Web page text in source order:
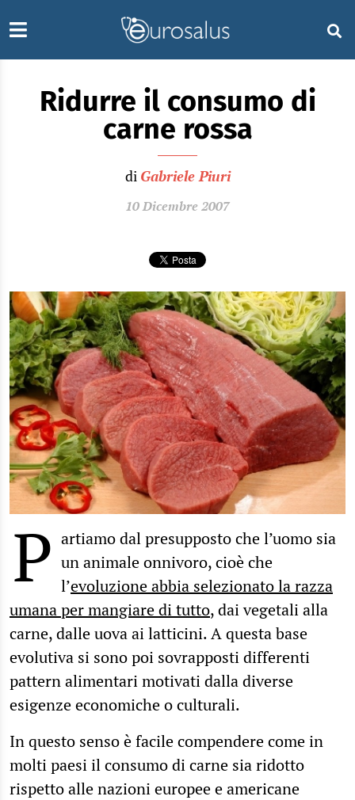
Ridurre il consumo di
carne rossa
di Gabriele Piuri
10 Dicembre 2007
P artiamo dal presupposto che l’uomo sia
un animale onnivoro, cioè che
l’evoluzione abbia selezionato la razza
umana per mangiare di tutto, dai vegetali alla
carne, dalle uova ai latticini. A questa base
evolutiva si sono poi sovrapposti differenti
pattern alimentari motivati dalla diverse
esigenze economiche o culturali.
In questo senso è facile compendere come in
molti paesi il consumo di carne sia ridotto
rispetto alle nazioni europee e americane